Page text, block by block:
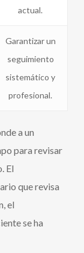
actual.
Garantizar un
seguimiento
sistemático y
profesional.
a un
para revisar
El
que revisa
el
se ha